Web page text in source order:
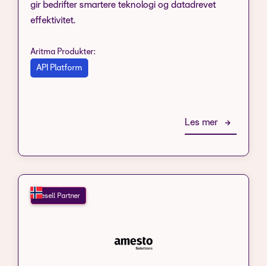
gir bedrifter smartere teknologi og datadrevet
effektivitet.
Aritma Produkter:
API Platform
Les mer
Resell Partner